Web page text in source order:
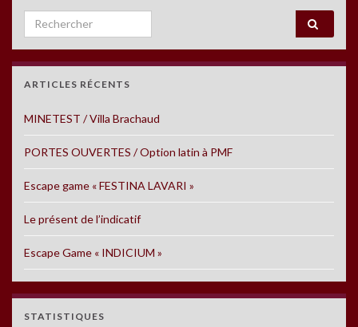
Search for:
ARTICLES RÉCENTS
MINETEST / Villa Brachaud
PORTES OUVERTES / Option latin à PMF
Escape game « FESTINA LAVARI »
Le présent de l’indicatif
Escape Game « INDICIUM »
STATISTIQUES